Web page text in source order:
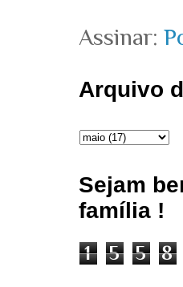
Assinar:
Arquivo
Sejam
família !
1 5 5 8